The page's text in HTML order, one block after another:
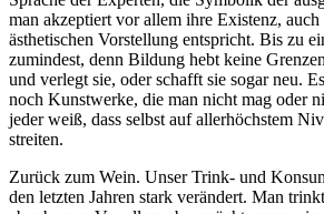
man akzeptiert vor allem ihre Existenz,
ästhetischen Vorstellung entspricht. Bis zu
zumindest, denn Bildung hebt keine
und verlegt sie, oder schafft sie sogar neu.
noch Kunstwerke, die man nicht mag oder
jeder weiß, dass selbst auf allerhöchstem
streiten.
Zurück zum Wein. Unser Trink- und
den letzten Jahren stark verändert. Man